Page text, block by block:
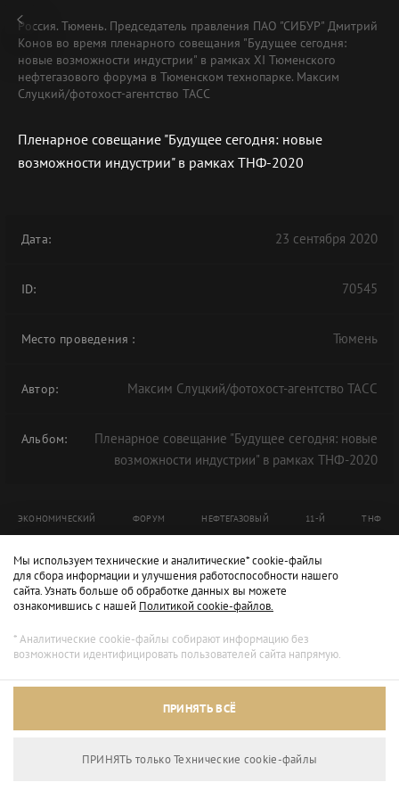
Россия. Тюмень. Председатель правления ПАО "СИБУР" Дмитрий
Конов во время пленарного совещания "Будущее сегодня:
новые возможности индустрии" в рамках XI Тюменского
нефтегазового форума в Тюменском технопарке. Максим
Слуцкий/фотохост-агентство ТАСС
Пленарное совещание "Будущее сегодня: новые
возможности индустрии" в рамках ТНФ-2020
Дата: 23 сентября 2020
ID: 70545
Место проведения : Тюмень
Автор: Максим Слуцкий/фотохост-агентство ТАСС
Альбом:
Пленарное совещание "Будущее сегодня: новые
возможности индустрии" в рамках ТНФ-2020
ЭКОНОМИЧЕСКИЙ ФОРУМ НЕФТЕГАЗОВЫЙ 11-Й ТНФ
Мы используем технические и аналитические* cookie-файлы
для сбора информации и улучшения работоспособности нашего
сайта. Узнать больше об обработке данных вы можете
ознакомившись с нашей Политикой cookie-файлов.
* Аналитические cookie-файлы собирают информацию без
возможности идентифицировать пользователей сайта напрямую.
ПРИНЯТЬ ВСЁ
ПРИНЯТЬ только Технические сookie-файлы